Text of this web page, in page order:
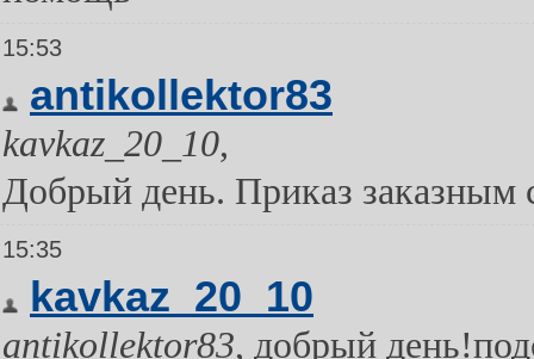
15:53
antikollektor83
kavkaz_20_10,
Добрый день. Приказ заказным
15:35
kavkaz_20_10
antikollektor83, добрый